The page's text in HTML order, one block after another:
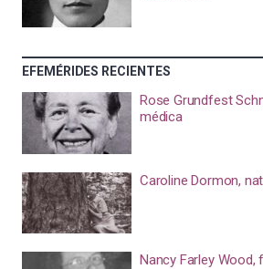
EFEMÉRIDES RECIENTES
Rose Grundfest
médica
Caroline Dormon,
Nancy Farley Wood,